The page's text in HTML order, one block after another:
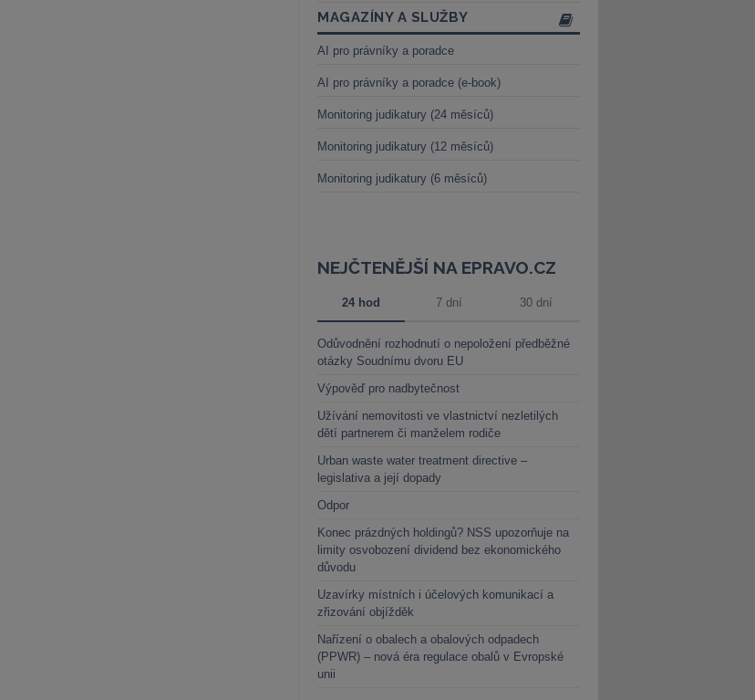
MAGAZÍNY A SLUŽBY
AI pro právníky a poradce
AI pro právníky a poradce (e-book)
Monitoring judikatury (24 měsíců)
Monitoring judikatury (12 měsíců)
Monitoring judikatury (6 měsíců)
NEJČTENĚJŠÍ NA EPRAVO.CZ
24 hod 7 dní 30 dní
Odůvodnění rozhodnutí o nepoložení předběžné
otázky Soudnímu dvoru EU
Výpověď pro nadbytečnost
Užívání nemovitosti ve vlastnictví nezletilých
dětí partnerem či manželem rodiče
Urban waste water treatment directive –
legislativa a její dopady
Odpor
Konec prázdných holdingů? NSS upozorňuje na
limity osvobození dividend bez ekonomického
důvodu
Uzavírky místních i účelových komunikací a
zřizování objížděk
Nařízení o obalech a obalových odpadech
(PPWR) – nová éra regulace obalů v Evropské
unii